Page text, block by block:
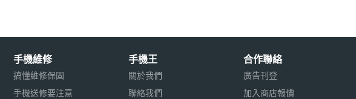
手機維修
搞懂維修保固
手機送修要注意
手機王
關於我們
聯絡我們
合作聯絡
廣告刊登
加入商店報價